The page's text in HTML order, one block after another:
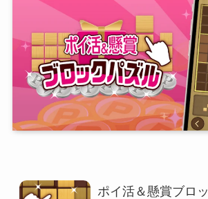
ポイ活＆懸賞ブロ